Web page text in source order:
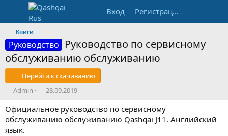
Вход Регистрация
Книги
Руководство
Руководство по сервисному
обслуживанию обслуживанию
Перейти к скачиванию
А
в
т
о
Admin
Д
а
т
а
28.09.2019
Официальное руководство по сервисному
обслуживанию обслуживанию Qashqai J11. Английский
язык.